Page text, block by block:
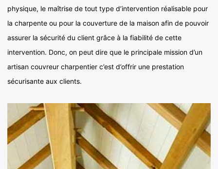
physique, le maîtrise de tout type d’intervention réalisable pour
la charpente ou pour la couverture de la maison afin de pouvoir
assurer la sécurité du client grâce à la fiabilité de cette
intervention. Donc, on peut dire que le principale mission d’un
artisan couvreur charpentier c’est d’offrir une prestation
sécurisante aux clients.